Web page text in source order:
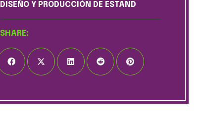
DISEÑO Y PRODUCCIÓN DE ESTAND
SHARE: